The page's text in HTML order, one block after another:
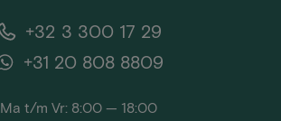
+32 3 300 17 29
+31 20 808 8809
Ma t/m Vr: 8:00 — 18:00